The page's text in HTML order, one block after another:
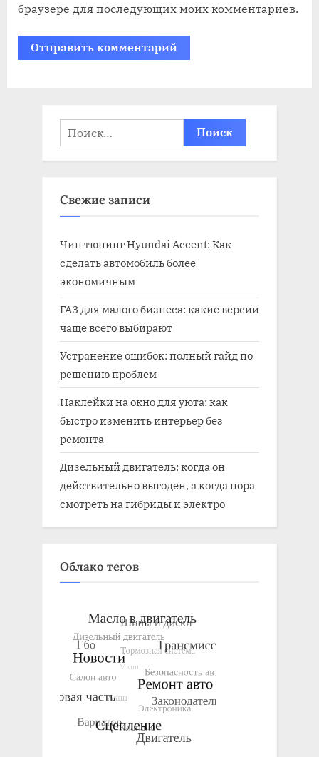
браузере для последующих моих комментариев.
Найти:
Свежие записи
Чип тюнинг Hyundai Accent: Как
сделать автомобиль более
экономичным
ГАЗ для малого бизнеса: какие версии
чаще всего выбирают
Устранение ошибок: полный гайд по
решению проблем
Наклейки на окно для уюта: как
быстро изменить интерьер без
ремонта
Дизельный двигатель: когда он
действительно выгоден, а когда пора
смотреть на гибриды и электро
Облако тегов